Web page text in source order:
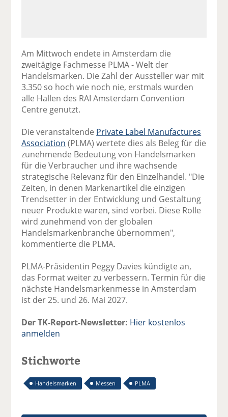
Am Mittwoch endete in Amsterdam die
zweitägige Fachmesse PLMA - Welt der
Handelsmarken. Die Zahl der Aussteller war mit
3.350 so hoch wie noch nie, erstmals wurden
alle Hallen des RAI Amsterdam Convention
Centre genutzt.
Die veranstaltende Private Label Manufactures
Association (PLMA) wertete dies als Beleg für die
zunehmende Bedeutung von Handelsmarken
für die Verbraucher und ihre wachsende
strategische Relevanz für den Einzelhandel. "Die
Zeiten, in denen Markenartikel die einzigen
Trendsetter in der Entwicklung und Gestaltung
neuer Produkte waren, sind vorbei. Diese Rolle
wird zunehmend von der globalen
Handelsmarkenbranche übernommen",
kommentierte die PLMA.
PLMA-Präsidentin Peggy Davies kündigte an,
das Format weiter zu verbessern. Termin für die
nächste Handelsmarkenmesse in Amsterdam
ist der 25. und 26. Mai 2027.
Der TK-Report-Newsletter: Hier kostenlos
anmelden
Stichworte
Handelsmarken Messen PLMA